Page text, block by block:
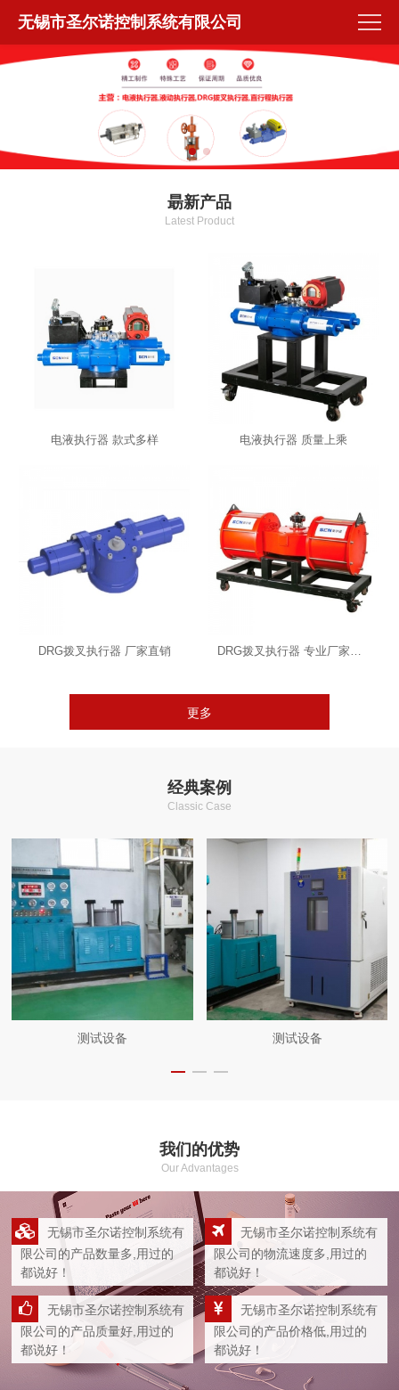
无锡市圣尔诺控制系统有限公司
朂新产品
Latest Product
电液执行器 款式多样 电液执行器 质量上乘
DRG拨叉执行器 厂家直销 DRG拨叉执行器 专业厂家直销
更多
经典案例
Classic Case
测试设备 测试设备
我们的优势
Our Advantages
无锡市圣尔诺控制系统有
限公司的产品数量多,用过的
都说好！
无锡市圣尔诺控制系统有
限公司的物流速度多,用过的
都说好！
无锡市圣尔诺控制系统有
限公司的产品质量好,用过的
都说好！
无锡市圣尔诺控制系统有
限公司的产品价格低,用过的
都说好！